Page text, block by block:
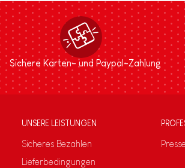
Sichere Karten- und Paypal-Zahlung
UNSERE LEISTUNGEN
Sicheres Bezahlen
Lieferbedingungen